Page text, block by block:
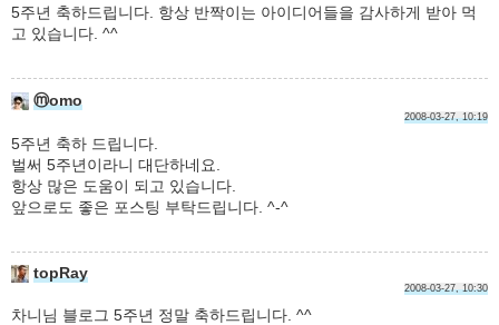
5주년 축하드립니다. 항상 반짝이는 아이디어들을 감사하게 받아 먹
고 있습니다. ^^
ⓜomo
2008-03-27, 10:19
5주년 축하 드립니다.
벌써 5주년이라니 대단하네요.
항상 많은 도움이 되고 있습니다.
앞으로도 좋은 포스팅 부탁드립니다. ^-^
topRay
2008-03-27, 10:30
차니님 블로그 5주년 정말 축하드립니다. ^^